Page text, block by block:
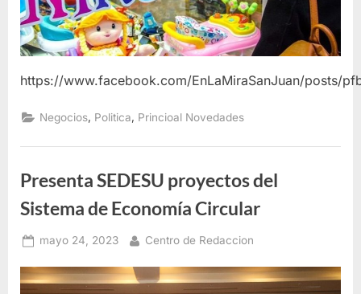
https://www.facebook.com/EnLaMiraSanJuan/posts/
Negocios, Politica, Princioal Novedades
Presenta SEDESU proyectos del
Sistema de Economía Circular
Posted
mayo 24, 2023 By
Centro de Redaccion